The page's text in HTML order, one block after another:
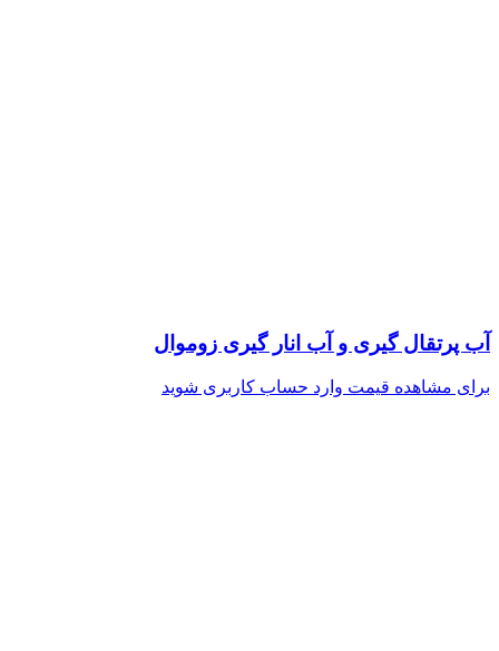
آب پرتقال گیری و آب انار گیری زوموال
برای مشاهده قیمت وارد حساب کاربری شوید